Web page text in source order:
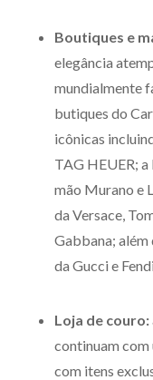
Boutiques e
elegância
mundialmente
butiques do
icônicas
TAG HEUER;
mão Murano e
da Versace,
Gabbana; além
da Gucci e Fendi.
Loja de couro:
continuam com
com itens